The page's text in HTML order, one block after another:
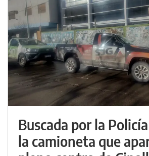
Buscada por la
la camioneta que